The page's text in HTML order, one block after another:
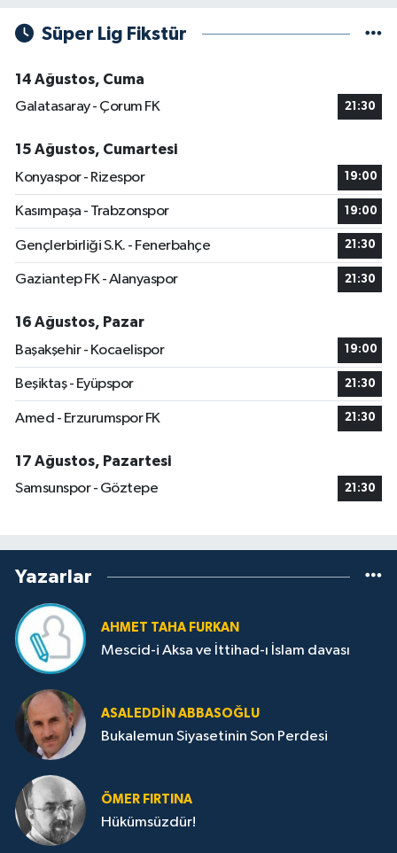
Süper Lig Fikstür
14 Ağustos, Cuma
Galatasaray - Çorum FK
21:30
15 Ağustos, Cumartesi
Konyaspor - Rizespor
19:00
Kasımpaşa - Trabzonspor 19:00
Gençlerbirliği S.K. - Fenerbahçe 21:30
Gaziantep FK - Alanyaspor 21:30
16 Ağustos, Pazar
Başakşehir - Kocaelispor
19:00
Beşiktaş - Eyüpspor 21:30
Amed - Erzurumspor FK 21:30
17 Ağustos, Pazartesi
Samsunspor - Göztepe
21:30
Yazarlar
AHMET TAHA FURKAN
Mescid-i Aksa ve İttihad-ı İslam davası
ASALEDDIN ABBASOĞLU
Bukalemun Siyasetinin Son Perdesi
ÖMER FIRTINA
Hükümsüzdür!